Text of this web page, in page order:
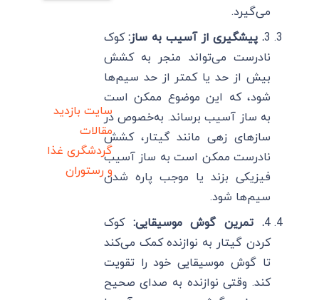
می‌گیرد.
3. پیشگیری از آسیب به ساز:کوک
نادرست می‌تواند منجر به کشش
بیش از حد یا کمتر از حد سیم‌ها
شود، که این موضوع ممکن است
به ساز آسیب برساند. به‌خصوص در
سازهای زهی مانند گیتار، کشش
نادرست ممکن است به ساز آسیب
فیزیکی بزند یا موجب پاره شدن
سیم‌ها شود.
4. تمرین گوش موسیقایی: کوک
کردن گیتار به نوازنده کمک می‌کند
تا گوش موسیقایی خود را تقویت
کند. وقتی نوازنده به صدای صحیح
سایت بازدید
مقالات
گردشگری غذا
و رستوران